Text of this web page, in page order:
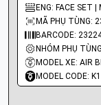
ENG: FACE SET |
MÃ PHỤ TÙNG:
BARCODE:
MODEL XE: AIR
MODEL CODE: